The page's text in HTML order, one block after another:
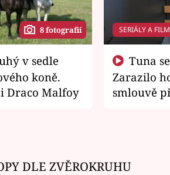
8 fotografií
koně.
Draco Malfoy
SERIÁLY A
Zarazilo
smlouvě
DLE ZVĚROKRUHU